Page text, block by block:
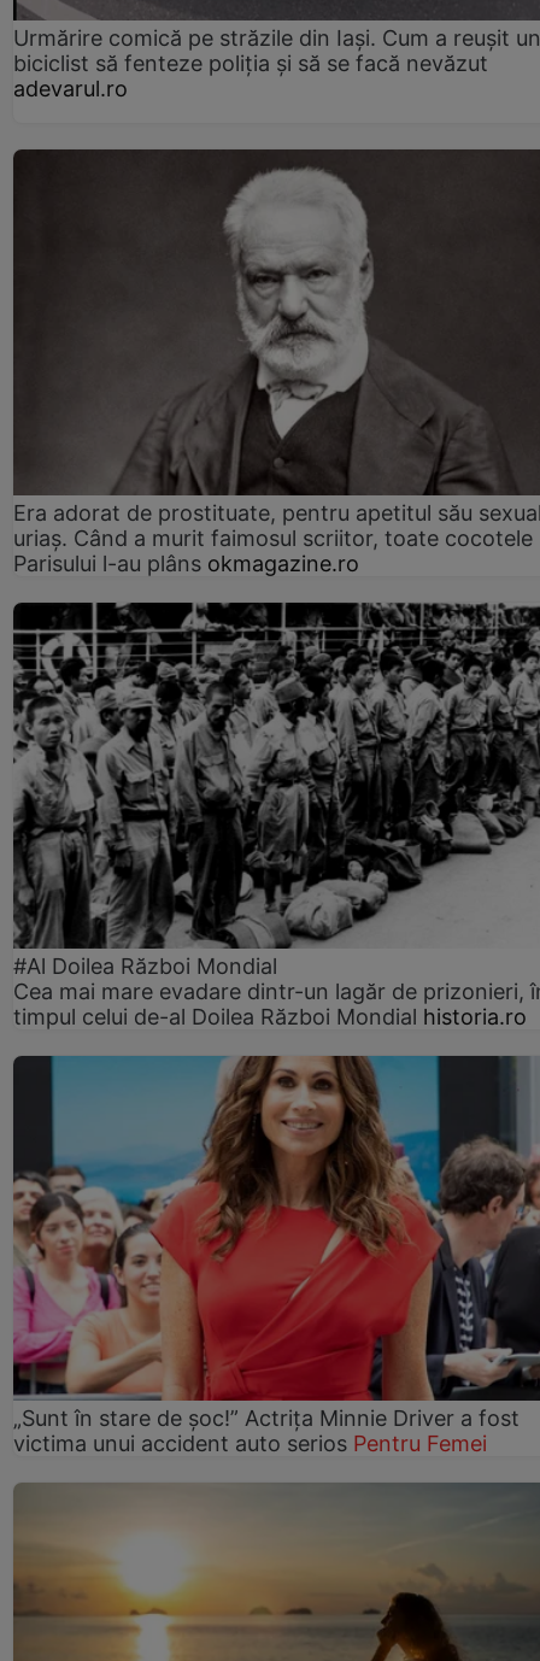
Urmărire comică pe străzile din Iași. Cum a reușit un
biciclist să fenteze poliția și să se facă nevăzut
adevarul.ro
Era adorat de prostituate, pentru apetitul său
uriaș. Când a murit faimosul scriitor, toate cocotele
Parisului l-au plâns okmagazine.ro
#Al Doilea Război Mondial
Cea mai mare evadare dintr-un lagăr de prizonieri,
timpul celui de-al Doilea Război Mondial historia.ro
„Sunt în stare de șoc!” Actrița Minnie Driver a fost
victima unui accident auto serios Pentru Femei